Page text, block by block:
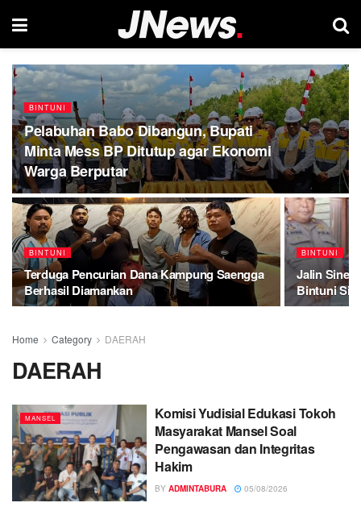
BINTUNI
Pelabuhan Babo Dibangun, Bupati
Minta Mess BP Ditutup agar Ekonomi
Warga Berputar
BINTUNI
Terduga Pencurian Dana Kampung Saengga
Berhasil Diamankan
BINTUNI
Jalin
Bintuni
Home Category DAERAH
DAERAH
MANSEL
Komisi Yudisial Edukasi Tokoh
Masyarakat Mansel Soal
Pengawasan dan Integritas
Hakim
BY ADMINTABURA 05/08/2026